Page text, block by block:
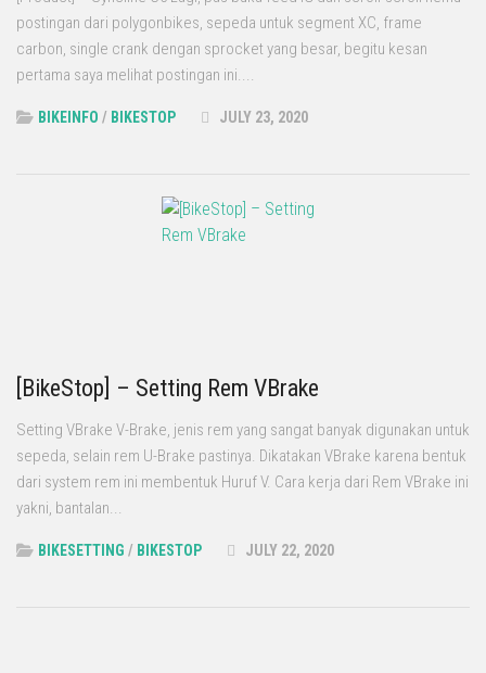
postingan dari polygonbikes, sepeda untuk segment XC, frame
carbon, single crank dengan sprocket yang besar, begitu kesan
pertama saya melihat postingan ini....
BIKEINFO / BIKESTOP JULY 23, 2020
[BikeStop] – Setting Rem VBrake
Setting VBrake V-Brake, jenis rem yang sangat banyak digunakan untuk
sepeda, selain rem U-Brake pastinya. Dikatakan VBrake karena bentuk
dari system rem ini membentuk Huruf V. Cara kerja dari Rem VBrake ini
yakni, bantalan...
BIKESETTING / BIKESTOP JULY 22, 2020